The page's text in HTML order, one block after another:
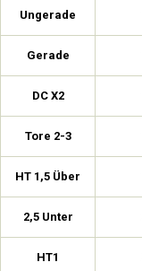
Ungerade
Gerade
DC X2
Tore 2-3
HT 1,5 Über
2,5 Unter
HT1